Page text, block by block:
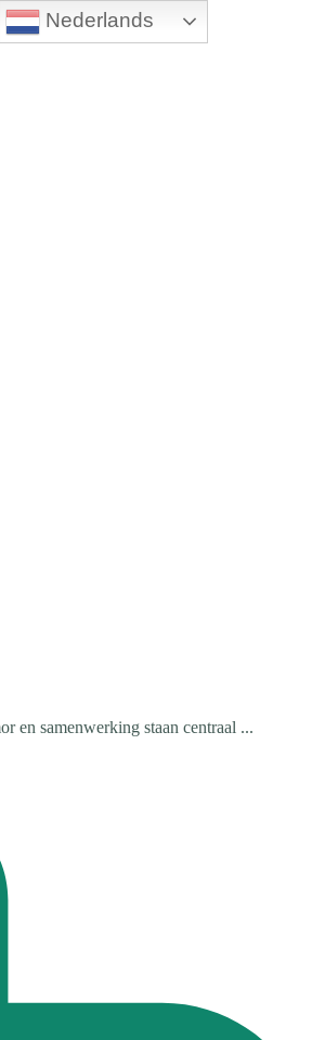
Nederlands
en samenwerking staan centraal ...